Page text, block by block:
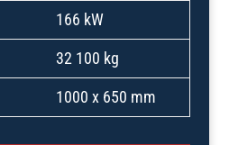
166 kW
32 100 kg
1000 x 650 mm